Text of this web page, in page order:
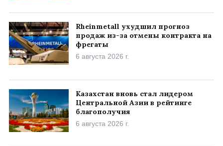
Rheinmetall ухудшил прогноз
продаж из-за отмены контракта на
фрегаты
6 августа 2026 г.
Казахстан вновь стал лидером
Центральной Азии в рейтинге
благополучия
6 августа 2026 г.